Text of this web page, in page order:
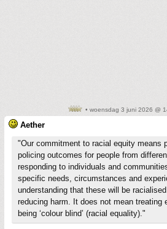
• woensdag 3 juni 2026 @
Aether
"Our commitment to racial equity means
policing outcomes for people from
responding to individuals and
specific needs, circumstances and
understanding that these will be
reducing harm. It does not mean treating
being ‘colour blind’ (racial equality)."